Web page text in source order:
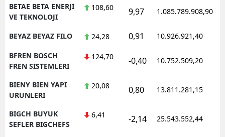
BETAE BETA ENERJI
VE TEKNOLOJI
108,60 9,97 1.085.789.908,90
BEYAZ BEYAZ FILO 24,28 0,91 10.926.921,40
BFREN BOSCH
FREN SISTEMLERI
124,70 -0,40 10.752.509,20
BIENY BIEN YAPI
URUNLERI
20,08 0,80 13.811.281,15
BIGCH BUYUK
SEFLER BIGCHEFS
6,41 -2,14 25.543.552,44